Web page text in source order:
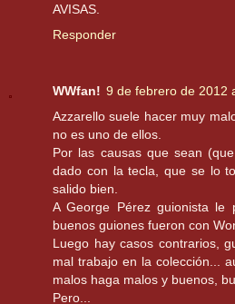
AVISAS.
Responder
WWfan! 9 de febrero de 2012
Azzarello suele hacer muy
no es uno de ellos.
Por las causas que sean
dado con la tecla, que se lo
salido bien.
A George Pérez guionista le
buenos guiones fueron con
Luego hay casos contrarios,
mal trabajo en la colección...
malos haga malos y buenos,
Pero...